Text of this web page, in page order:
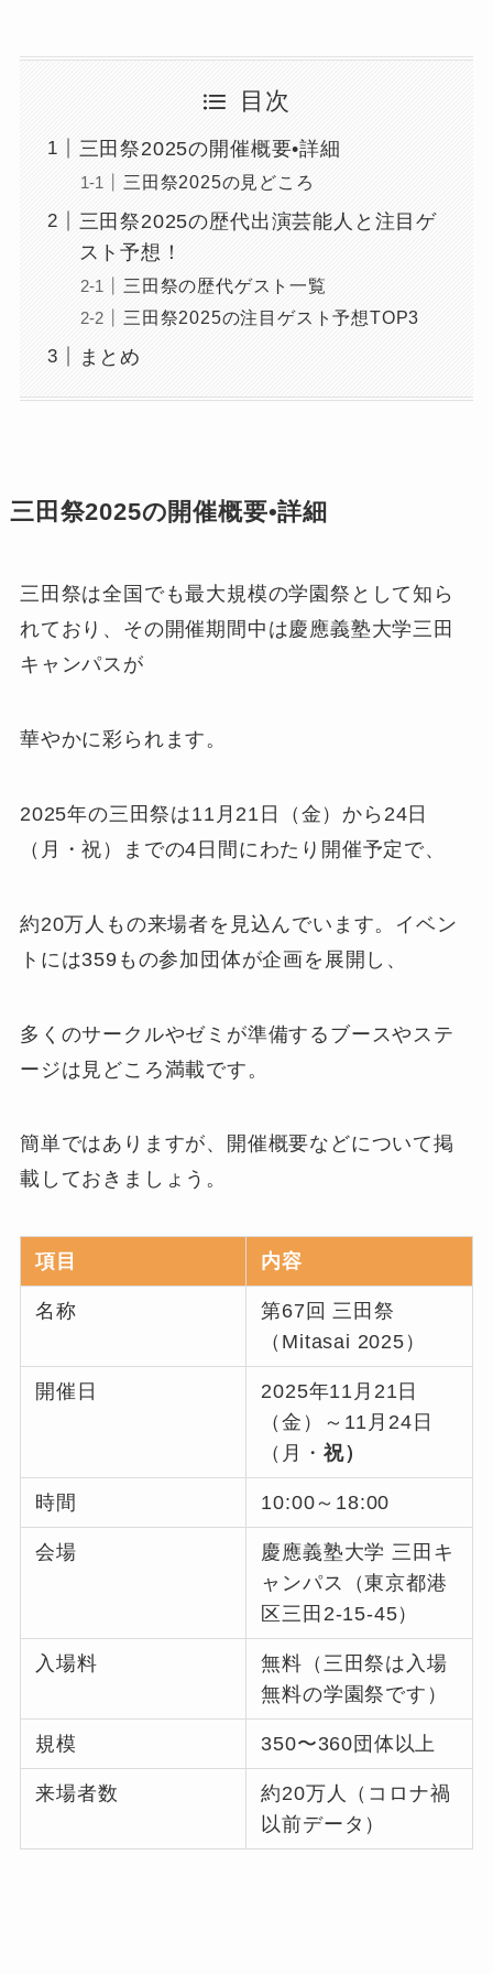
目次
三田祭2025の開催概要•詳細
三田祭2025の見どころ
三田祭2025の歴代出演芸能人と注目ゲ
スト予想！
三田祭の歴代ゲスト一覧
三田祭2025の注目ゲスト予想TOP3
まとめ
三田祭2025の開催概要•詳細
三田祭は全国でも最大規模の学園祭として知ら
れており、その開催期間中は慶應義塾大学三田
キャンパスが
華やかに彩られます。
2025年の三田祭は11月21日（金）から24日
（月・祝）までの4日間にわたり開催予定で、
約20万人もの来場者を見込んでいます。イベン
トには359もの参加団体が企画を展開し、
多くのサークルやゼミが準備するブースやステ
ージは見どころ満載です。
簡単ではありますが、開催概要などについて掲
載しておきましょう。
項目 内容
名称
第67回 三田祭
（Mitasai 2025）
開催日
2025年11月21日
（金）～11月24日
（月・ 祝）
時間 10:00～18:00
会場
慶應義塾大学 三田キ
ャンパス（東京都港
区三田2-15-45）
入場料
無料（三田祭は入場
無料の学園祭です）
規模 350〜360団体以上
来場者数
約20万人（コロナ禍
以前データ）